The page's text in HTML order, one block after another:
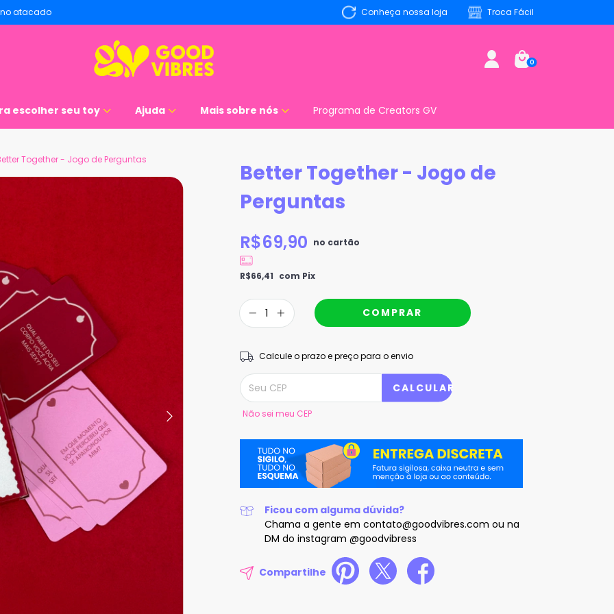
atacado Conheça nossa loja Troca Fácil
0
escolher seu toy Ajuda Mais sobre nós Programa de Creators GV
Together - Jogo de Perguntas
Better Together - Jogo de
Perguntas
R$69,90 no cartão
R$66,41 com Pix
Calcule o prazo e preço para o envio
Entregas para o CEP:
CALCULAR
Não sei meu CEP
Ficou com alguma dúvida?
Chama a gente em contato@goodvibres.com ou na
DM do instagram @goodvibress
Compartilhe